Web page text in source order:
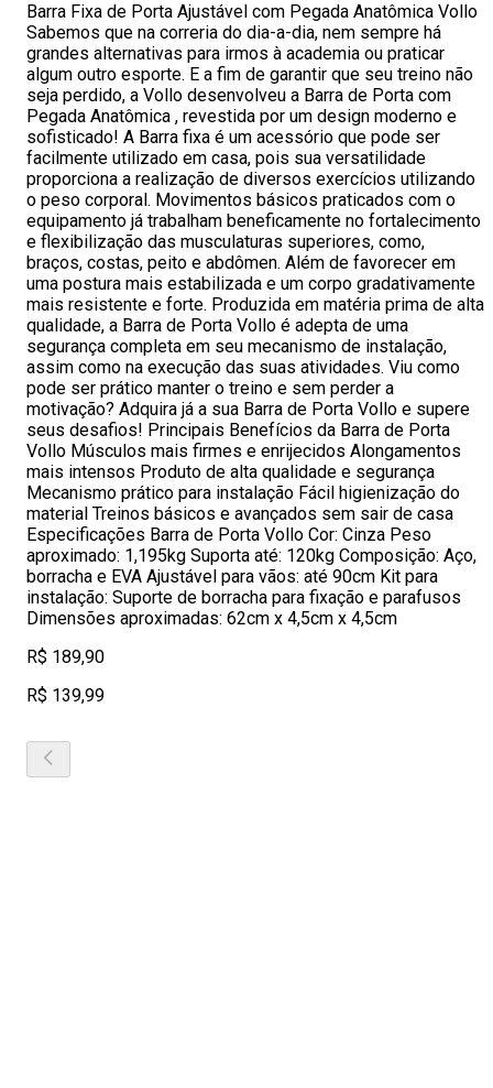
Barra Fixa de Porta Ajustável com Pegada Anatômica Vollo
Sabemos que na correria do dia-a-dia, nem sempre há
grandes alternativas para irmos à academia ou praticar
algum outro esporte. E a fim de garantir que seu treino não
seja perdido, a Vollo desenvolveu a Barra de Porta com
Pegada Anatômica , revestida por um design moderno e
sofisticado! A Barra fixa é um acessório que pode ser
facilmente utilizado em casa, pois sua versatilidade
proporciona a realização de diversos exercícios utilizando
o peso corporal. Movimentos básicos praticados com o
equipamento já trabalham beneficamente no fortalecimento
e flexibilização das musculaturas superiores, como,
braços, costas, peito e abdômen. Além de favorecer em
uma postura mais estabilizada e um corpo gradativamente
mais resistente e forte. Produzida em matéria prima de alta
qualidade, a Barra de Porta Vollo é adepta de uma
segurança completa em seu mecanismo de instalação,
assim como na execução das suas atividades. Viu como
pode ser prático manter o treino e sem perder a
motivação? Adquira já a sua Barra de Porta Vollo e supere
seus desafios! Principais Benefícios da Barra de Porta
Vollo Músculos mais firmes e enrijecidos Alongamentos
mais intensos Produto de alta qualidade e segurança
Mecanismo prático para instalação Fácil higienização do
material Treinos básicos e avançados sem sair de casa
Especificações Barra de Porta Vollo Cor: Cinza Peso
aproximado: 1,195kg Suporta até: 120kg Composição: Aço,
borracha e EVA Ajustável para vãos: até 90cm Kit para
instalação: Suporte de borracha para fixação e parafusos
Dimensões aproximadas: 62cm x 4,5cm x 4,5cm
R$ 189,90
R$ 139,99